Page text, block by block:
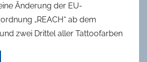
Änderung der EU-
„REACH“ ab dem
zwei Drittel aller Tattoofarben